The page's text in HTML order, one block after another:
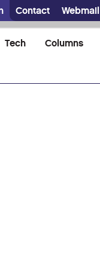
Contact Webmail
Tech Columns